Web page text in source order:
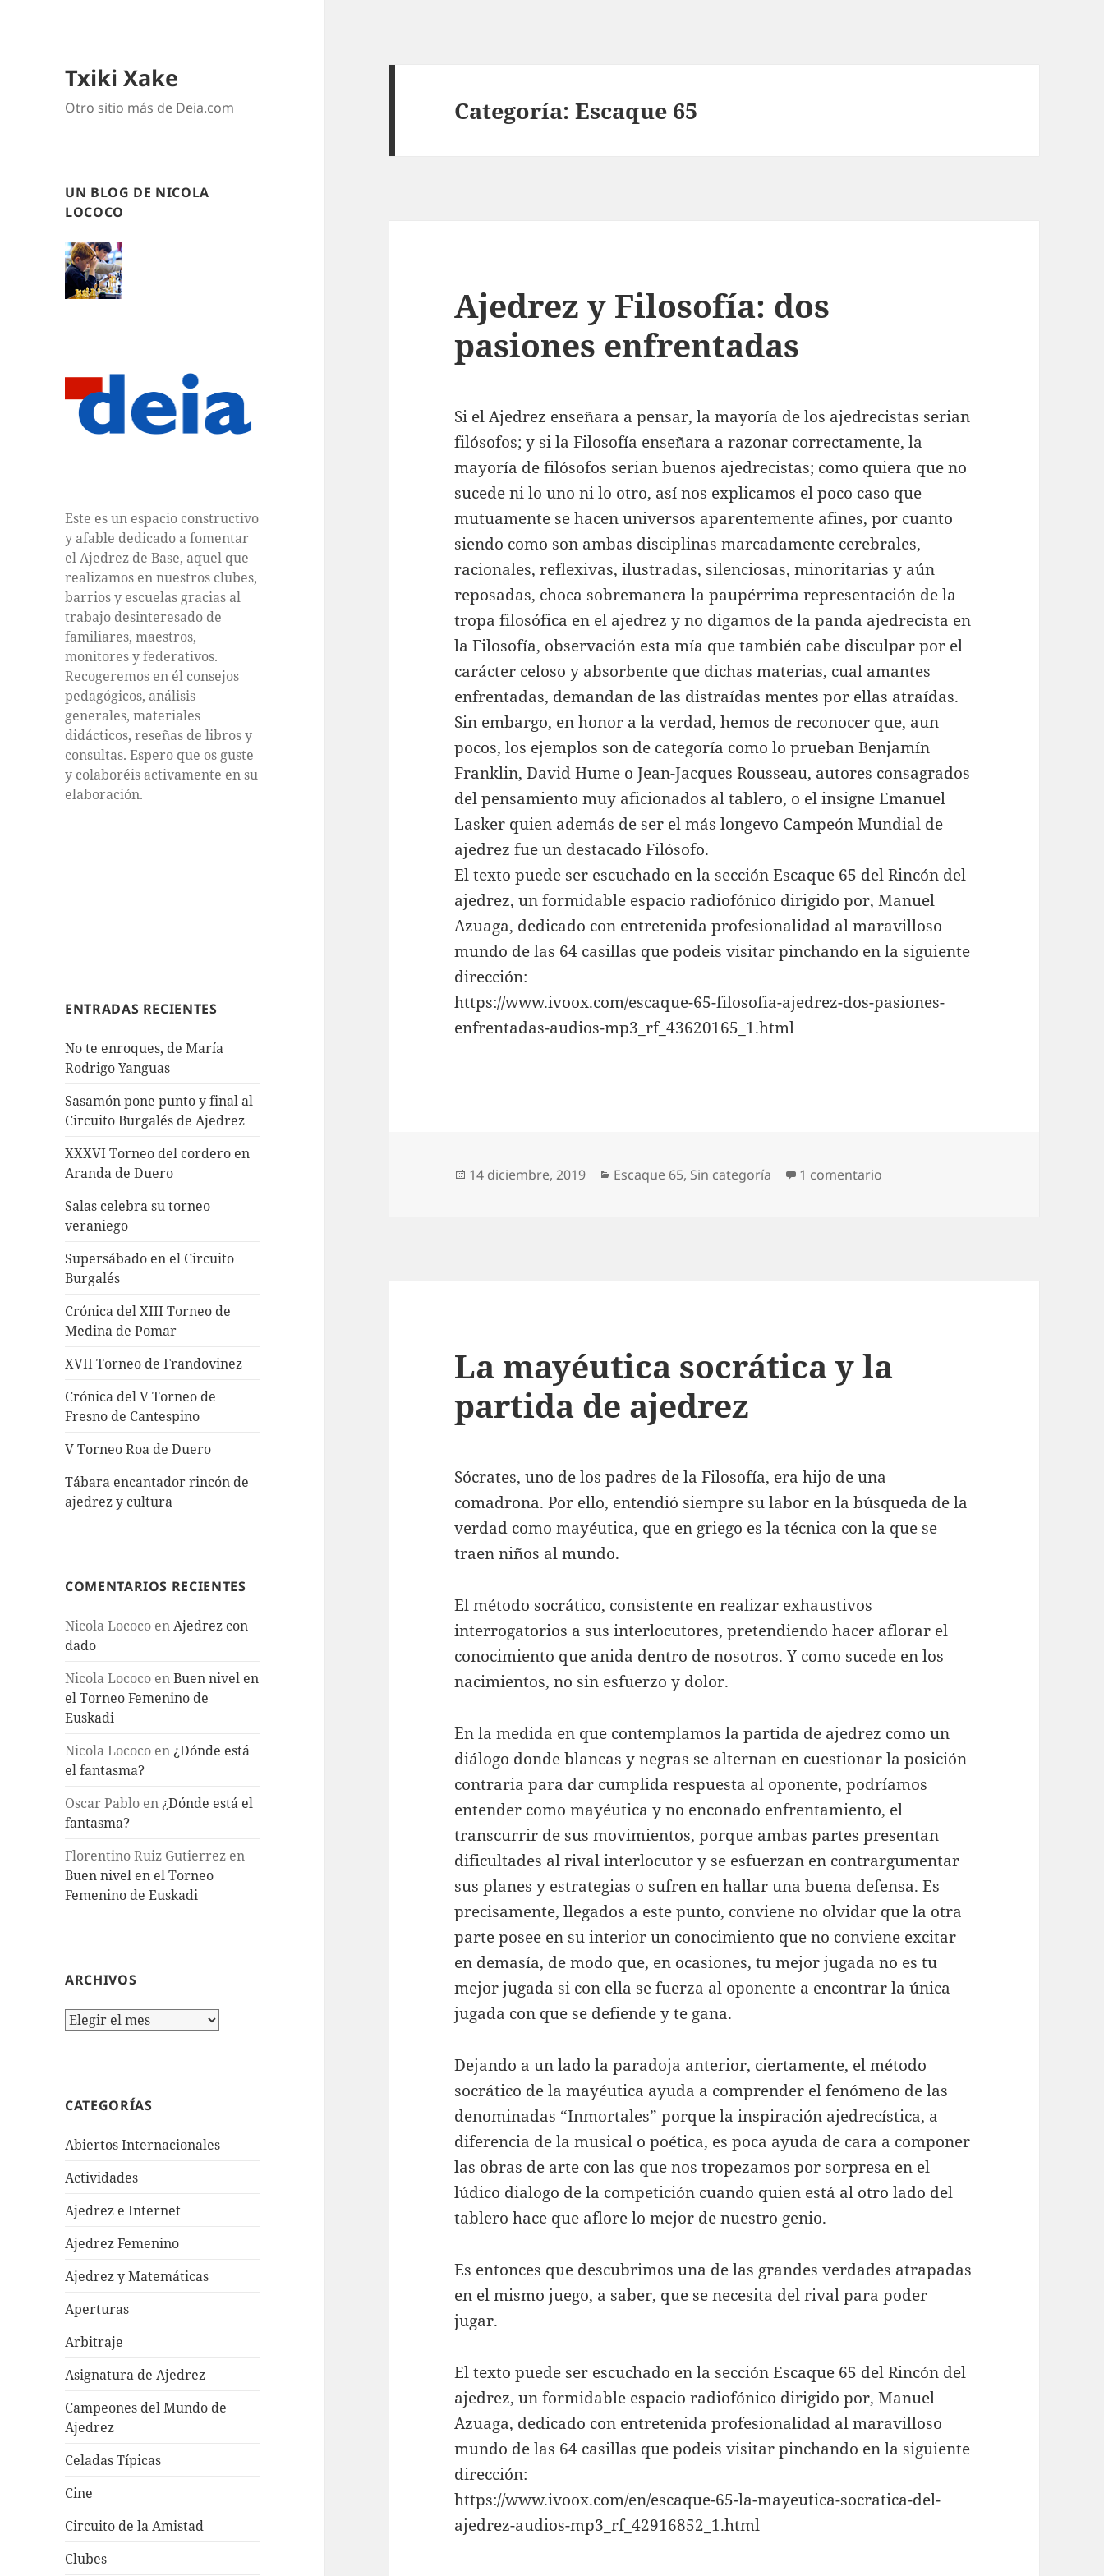
Txiki Xake
Otro sitio más de Deia.com
UN BLOG DE NICOLA
LOCOCO
Este es un espacio constructivo
y afable dedicado a fomentar
el Ajedrez de Base, aquel que
realizamos en nuestros clubes,
barrios y escuelas gracias al
trabajo desinteresado de
familiares, maestros,
monitores y federativos.
Recogeremos en él consejos
pedagógicos, análisis
generales, materiales
didácticos, reseñas de libros y
consultas. Espero que os guste
y colaboréis activamente en su
elaboración.
ENTRADAS RECIENTES
No te enroques, de María
Rodrigo Yanguas
Sasamón pone punto y final al
Circuito Burgalés de Ajedrez
XXXVI Torneo del cordero en
Aranda de Duero
Salas celebra su torneo
veraniego
Supersábado en el Circuito
Burgalés
Crónica del XIII Torneo de
Medina de Pomar
XVII Torneo de Frandovinez
Crónica del V Torneo de
Fresno de Cantespino
V Torneo Roa de Duero
Tábara encantador rincón de
ajedrez y cultura
COMENTARIOS RECIENTES
Nicola Lococo enAjedrez con
dado
Nicola Lococo enBuen nivel en
el Torneo Femenino de
Euskadi
Nicola Lococo en¿Dónde está
el fantasma?
Oscar Pablo en¿Dónde está el
fantasma?
Florentino Ruiz Gutierrez en
Buen nivel en el Torneo
Femenino de Euskadi
ARCHIVOS
Archivos
CATEGORÍAS
Abiertos Internacionales
Actividades
Ajedrez e Internet
Ajedrez Femenino
Ajedrez y Matemáticas
Aperturas
Arbitraje
Asignatura de Ajedrez
Campeones del Mundo de
Ajedrez
Celadas Típicas
Cine
Circuito de la Amistad
Clubes
Categoría:Escaque 65
Ajedrez y Filosofía: dos
pasiones enfrentadas
Si el Ajedrez enseñara a pensar, la mayoría de los ajedrecistas serian
filósofos; y si la Filosofía enseñara a razonar correctamente, la
mayoría de filósofos serian buenos ajedrecistas; como quiera que no
sucede ni lo uno ni lo otro, así nos explicamos el poco caso que
mutuamente se hacen universos aparentemente afines, por cuanto
siendo como son ambas disciplinas marcadamente cerebrales,
racionales, reflexivas, ilustradas, silenciosas, minoritarias y aún
reposadas, choca sobremanera la paupérrima representación de la
tropa filosófica en el ajedrez y no digamos de la panda ajedrecista en
la Filosofía, observación esta mía que también cabe disculpar por el
carácter celoso y absorbente que dichas materias, cual amantes
enfrentadas, demandan de las distraídas mentes por ellas atraídas.
Sin embargo, en honor a la verdad, hemos de reconocer que, aun
pocos, los ejemplos son de categoría como lo prueban Benjamín
Franklin, David Hume o Jean-Jacques Rousseau, autores consagrados
del pensamiento muy aficionados al tablero, o el insigne Emanuel
Lasker quien además de ser el más longevo Campeón Mundial de
ajedrez fue un destacado Filósofo.
El texto puede ser escuchado en la sección Escaque 65 del Rincón del
ajedrez, un formidable espacio radiofónico dirigido por, Manuel
Azuaga, dedicado con entretenida profesionalidad al maravilloso
mundo de las 64 casillas que podeis visitar pinchando en la siguiente
dirección:
https://www.ivoox.com/escaque-65-filosofia-ajedrez-dos-pasiones-
enfrentadas-audios-mp3_rf_43620165_1.html
Publicado
14 diciembre, 2019 Categorías
Escaque 65, Sin categoría 1 comentario
La mayéutica socrática y la
partida de ajedrez
Sócrates, uno de los padres de la Filosofía, era hijo de una
comadrona. Por ello, entendió siempre su labor en la búsqueda de la
verdad como mayéutica, que en griego es la técnica con la que se
traen niños al mundo.
El método socrático, consistente en realizar exhaustivos
interrogatorios a sus interlocutores, pretendiendo hacer aflorar el
conocimiento que anida dentro de nosotros. Y como sucede en los
nacimientos, no sin esfuerzo y dolor.
En la medida en que contemplamos la partida de ajedrez como un
diálogo donde blancas y negras se alternan en cuestionar la posición
contraria para dar cumplida respuesta al oponente, podríamos
entender como mayéutica y no enconado enfrentamiento, el
transcurrir de sus movimientos, porque ambas partes presentan
dificultades al rival interlocutor y se esfuerzan en contrargumentar
sus planes y estrategias o sufren en hallar una buena defensa. Es
precisamente, llegados a este punto, conviene no olvidar que la otra
parte posee en su interior un conocimiento que no conviene excitar
en demasía, de modo que, en ocasiones, tu mejor jugada no es tu
mejor jugada si con ella se fuerza al oponente a encontrar la única
jugada con que se defiende y te gana.
Dejando a un lado la paradoja anterior, ciertamente, el método
socrático de la mayéutica ayuda a comprender el fenómeno de las
denominadas “Inmortales” porque la inspiración ajedrecística, a
diferencia de la musical o poética, es poca ayuda de cara a componer
las obras de arte con las que nos tropezamos por sorpresa en el
lúdico dialogo de la competición cuando quien está al otro lado del
tablero hace que aflore lo mejor de nuestro genio.
Es entonces que descubrimos una de las grandes verdades atrapadas
en el mismo juego, a saber, que se necesita del rival para poder
jugar.
El texto puede ser escuchado en la sección Escaque 65 del Rincón del
ajedrez, un formidable espacio radiofónico dirigido por, Manuel
Azuaga, dedicado con entretenida profesionalidad al maravilloso
mundo de las 64 casillas que podeis visitar pinchando en la siguiente
dirección:
https://www.ivoox.com/en/escaque-65-la-mayeutica-socratica-del-
ajedrez-audios-mp3_rf_42916852_1.html